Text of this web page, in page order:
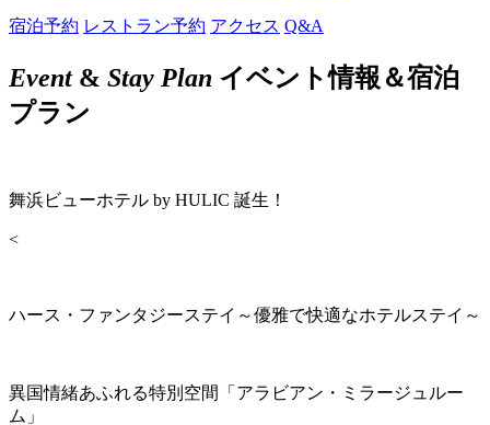
宿泊予約 レストラン予約 アクセス Q&A
Event& Stay Plan イベント情報＆宿泊
プラン
舞浜ビューホテル by HULIC 誕生！
<
ハース・ファンタジーステイ～優雅で快適なホテルステイ～
異国情緒あふれる特別空間「アラビアン・ミラージュルー
ム」